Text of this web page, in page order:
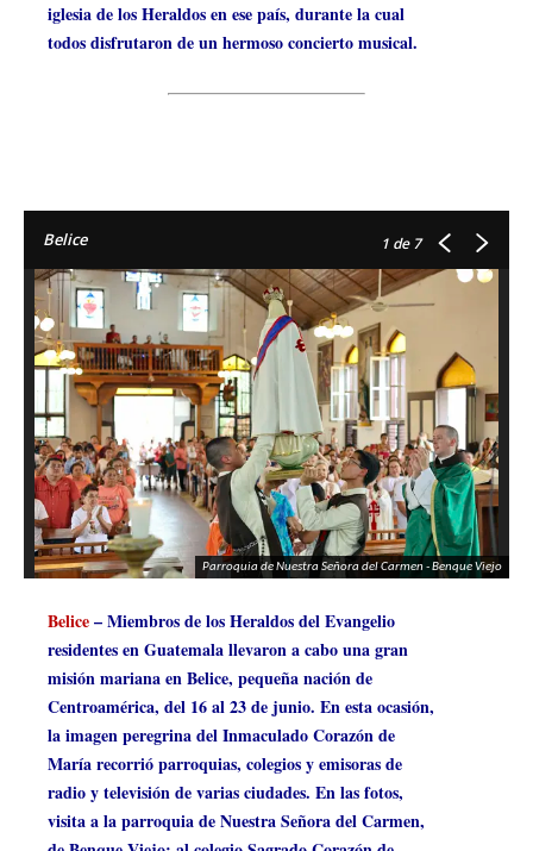
iglesia de los Heraldos en ese país, durante la cual
todos disfrutaron de un hermoso concierto musical.
Belice 1 de 7
Parroquia de Nuestra Señora del Carmen - Benque Viejo
Belice– Miembros de los Heraldos del Evangelio
residentes en Guatemala llevaron a cabo una gran
misión mariana en Belice, pequeña nación de
Centroamérica, del 16 al 23 de junio. En esta ocasión,
la imagen peregrina del Inmaculado Corazón de
María recorrió parroquias, colegios y emisoras de
radio y televisión de varias ciudades. En las fotos,
visita a la parroquia de Nuestra Señora del Carmen,